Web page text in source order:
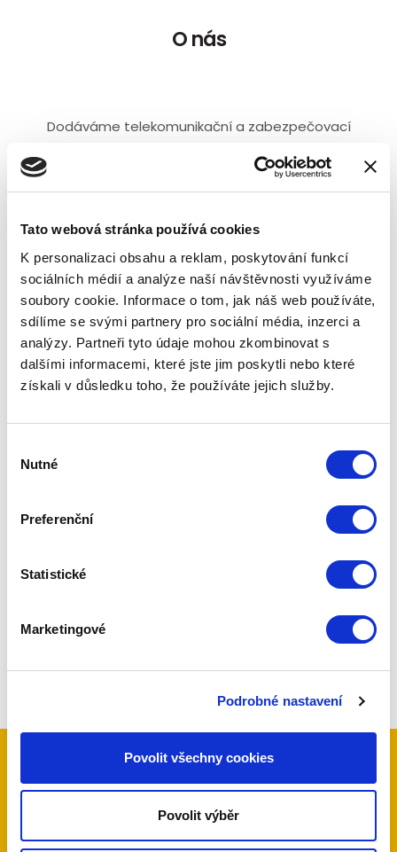
Tato webová stránka používá cookies
K personalizaci obsahu a reklam, poskytování funkcí
sociálních médií a analýze naší návštěvnosti využíváme
soubory cookie. Informace o tom, jak náš web používáte,
sdílíme se svými partnery pro sociální média, inzerci a
analýzy. Partneři tyto údaje mohou zkombinovat s
dalšími informacemi, které jste jim poskytli nebo které
získali v důsledku toho, že používáte jejich služby.
souhlasu
Nutné
Preferenční
Statistické
Marketingové
Podrobné nastavení
Povolit všechny cookies
Povolit výběr
O nás
Dodáváme telekomunikační a zabezpečovací
zabezpečovací systémy, EZS, elektroinstalace.
Realizujeme řešení zabezpečení Vašeho objektu.
videotelefony, nebo telefony. Bezdrátové ovládání
bran, dveří, či jiných elektroinstalací ve Vašem
objektu. Prodáváme protipožární a kouřové
detektory pro firmy, i bytové prostory.
Pro bližší informace o produktech a službách, které
jsou v rámci naší firmy Vám k dispozici, navštivte náš
eshop nawww.zabezpeceni-domu.cz
Kontaktujte nás